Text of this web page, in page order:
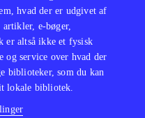
hvad der er udgivet af
e-bøger,
er altså ikke et fysisk
og service over hvad der
biblioteker, som du kan
lokale bibliotek.